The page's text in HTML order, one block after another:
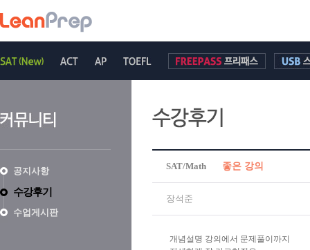
공지사항
수강후기
수업게시판
SAT/Math 좋은 강의
장석준
개념설명 강의에서 문제풀이까지